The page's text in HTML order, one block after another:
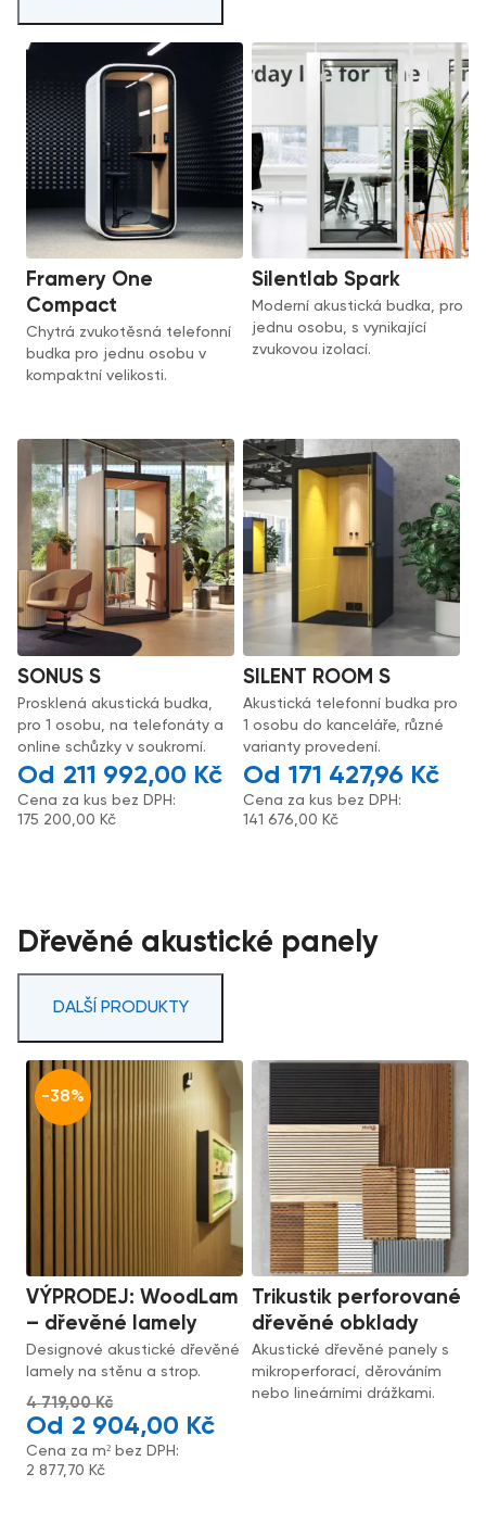
Framery One
Compact
Chytrá zvukotěsná telefonní
budka pro jednu osobu v
kompaktní velikosti.
Silentlab Spark
Moderní akustická budka, pro
jednu osobu, s vynikající
zvukovou izolací.
SONUS S
Prosklená akustická budka,
pro 1 osobu, na telefonáty a
online schůzky v soukromí.
211 992,00 Kč
Cena za kus bez DPH:
175 200,00 Kč
SILENT ROOM S
Akustická telefonní budka pro
1 osobu do kanceláře, různé
varianty provedení.
171 427,96 Kč
Cena za kus bez DPH:
141 676,00 Kč
Dřevěné akustické panely
DALŠÍ PRODUKTY
-38%
VÝPRODEJ: WoodLam
– dřevěné lamely
Designové akustické dřevěné
lamely na stěnu a strop.
4 719,00Kč
2 904,00 Kč
Cena za m² bez DPH:
2 877,70 Kč
Trikustik perforované
dřevěné obklady
Akustické dřevěné panely s
mikroperforací, děrováním
nebo lineárními drážkami.